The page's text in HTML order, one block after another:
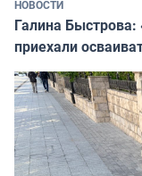
НОВОСТИ
Галина
приехали